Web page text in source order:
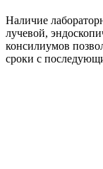
Наличие
лучевой,
консилиумов
сроки с